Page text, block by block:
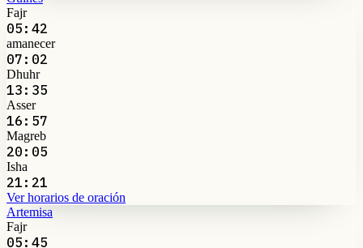
Fajr
05:42
amanecer
07:02
Dhuhr
13:35
Asser
16:57
Magreb
20:05
Isha
21:21
Ver horarios de oración
Artemisa
Fajr
05:45